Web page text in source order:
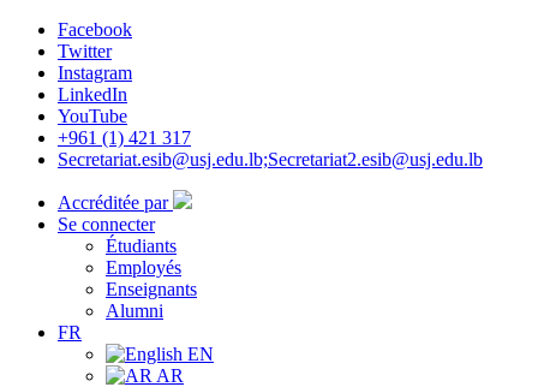
Facebook
Twitter
Instagram
LinkedIn
YouTube
+961 (1) 421 317
Secretariat.esib@usj.edu.lb;Secretariat2.esib@usj.edu.lb
Accréditée par
Se connecter
Étudiants
Employés
Enseignants
Alumni
FR
EN
AR